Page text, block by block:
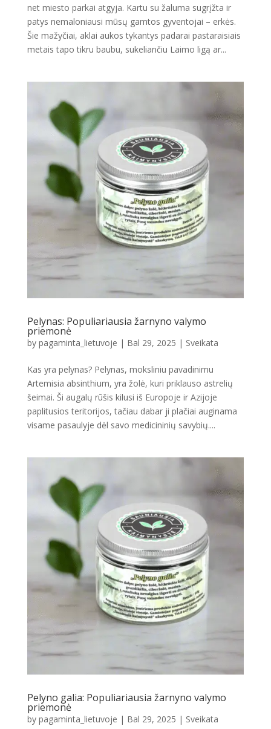
net miesto parkai atgyja. Kartu su žaluma sugrįžta ir
patys nemaloniausi mūsų gamtos gyventojai – erkės.
Šie mažyčiai, aklai aukos tykantys padarai pastaraisiais
metais tapo tikru baubu, sukeliančiu Laimo ligą ar...
Pelynas: Populiariausia žarnyno valymo
priemonė
by pagaminta_lietuvoje | Bal 29, 2025 | Sveikata
Kas yra pelynas? Pelynas, moksliniu pavadinimu
Artemisia absinthium, yra žolė, kuri priklauso astrelių
šeimai. Ši augalų rūšis kilusi iš Europoje ir Azijoje
paplitusios teritorijos, tačiau dabar ji plačiai auginama
visame pasaulyje dėl savo medicininių savybių....
Pelyno galia: Populiariausia žarnyno valymo
priemonė
by pagaminta_lietuvoje | Bal 29, 2025 | Sveikata